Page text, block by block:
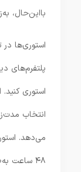
بااین‌حال،
استوری‌ها در
پلتفرم‌های
استوری کنید.
انتخاب
۴۸ ساعت